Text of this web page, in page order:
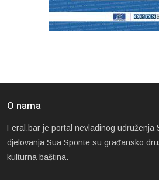
O nama
Feral.bar je portal nevladinog udruženja
djelovanja Sua Sponte su građansko
kulturna baština.